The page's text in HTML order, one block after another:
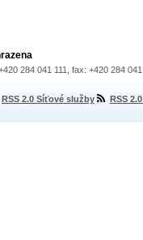
284 041 111, fax: +420 284
RSS 2.0 Síťové služby RSS